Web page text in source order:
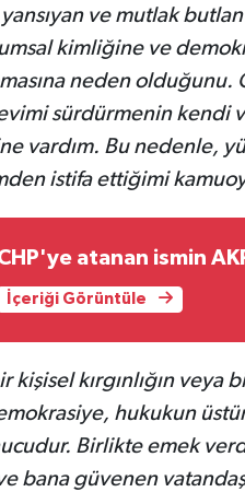
ve mutlak
kimliğine ve
neden olduğunu.
sürdürmenin kendi
vardım. Bu nedenle,
istifa ettiğimi
atanan ismin
İçeriği Görüntüle
kişisel kırgınlığın veya
hukukun
Birlikte emek
bana güvenen